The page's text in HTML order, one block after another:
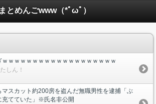
まとめんごwww（*ﾟωﾟ）
ｗｗｗｗｗｗｗｗｗｗｗｗｗｗｗｗｗｗｗ
しん！
マスカット約200房を盗んだ無職男性を逮捕「ぶ
充てていた」※氏名非公開